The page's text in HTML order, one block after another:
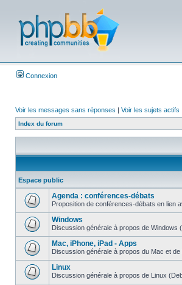
Connexion
Voir les messages sans réponses | Voir les sujets actifs
Index du forum
Espace public
Agenda : conférences-débats
Proposition de conférences-débats en lien
Windows
Discussion générale à propos de Windows
Mac, iPhone, iPad - Apps
Discussion générale à propos du Mac et de
Linux
Discussion générale à propos de Linux